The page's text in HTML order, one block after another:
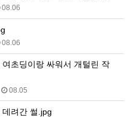
08.06
08.06
08.05
려간 썰.jpg